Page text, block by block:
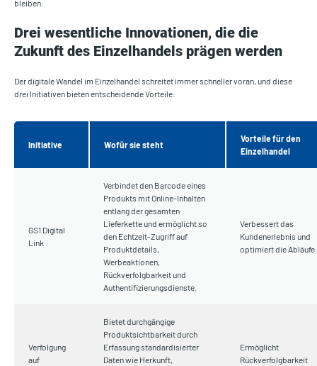
bleiben.
Drei wesentliche Innovationen, die die
Zukunft des Einzelhandels prägen werden
Der digitale Wandel im Einzelhandel schreitet immer schneller voran, und diese
drei Initiativen bieten entscheidende Vorteile:
Initiative Wofür sie steht
Vorteile für den
Einzelhandel
GS1 Digital
Link
Verbindet den Barcode eines
Produkts mit Online-Inhalten
entlang der gesamten
Lieferkette und ermöglicht so
den Echtzeit-Zugriff auf
Produktdetails,
Werbeaktionen,
Rückverfolgbarkeit und
Authentifizierungsdienste.
Verbessert das
Kundenerlebnis und
optimiert die Abläufe.
Verfolgung
auf
Bietet durchgängige
Produktsichtbarkeit durch
Erfassung standardisierter
Daten wie Herkunft,
Ermöglicht
Rückverfolgbarkeit